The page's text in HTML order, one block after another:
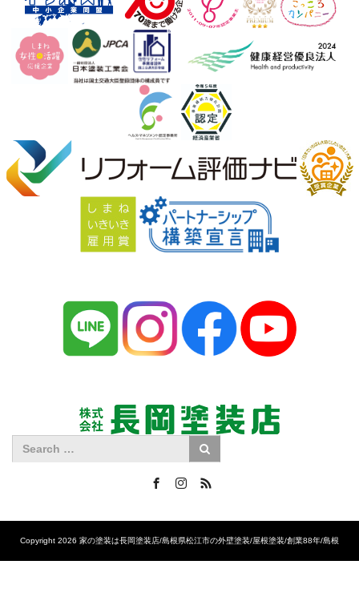
FacebookInstagram
Copyright 2026 家の塗装は長岡塗装店/島根県松江市の外壁塗装/屋根塗装/創業88年/島根